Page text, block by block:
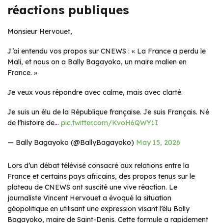
réactions publiques
Monsieur Hervouet,
J’ai entendu vos propos sur CNEWS : « La France a perdu le
Mali, et nous on a Bally Bagayoko, un maire malien en
France. »
Je veux vous répondre avec calme, mais avec clarté.
Je suis un élu de la République française. Je suis Français. Né
de l’histoire de… pic.twitter.com/KvoH6QWY1I
— Bally Bagayoko (@BallyBagayoko) May 15, 2026
Lors d’un débat télévisé consacré aux relations entre la
France et certains pays africains, des propos tenus sur le
plateau de CNEWS ont suscité une vive réaction. Le
journaliste Vincent Hervouet a évoqué la situation
géopolitique en utilisant une expression visant l’élu Bally
Bagayoko, maire de Saint-Denis. Cette formule a rapidement